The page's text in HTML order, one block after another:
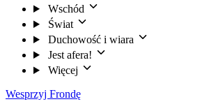
Wschód
Świat
Duchowość i wiara
Jest afera!
Więcej
Wesprzyj Frondę